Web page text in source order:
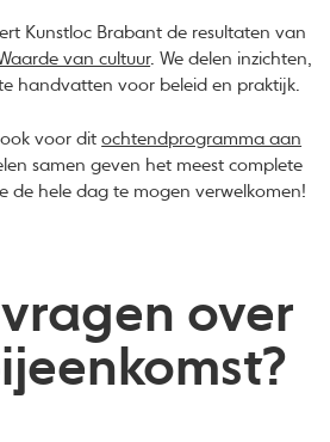
Kunstloc Brabant de resultaten van
van cultuur. We delen inzichten,
handvatten voor beleid en praktijk.
ook voor ditochtendprogramma aan
samen geven het meest complete
de hele dag te mogen verwelkomen!
over